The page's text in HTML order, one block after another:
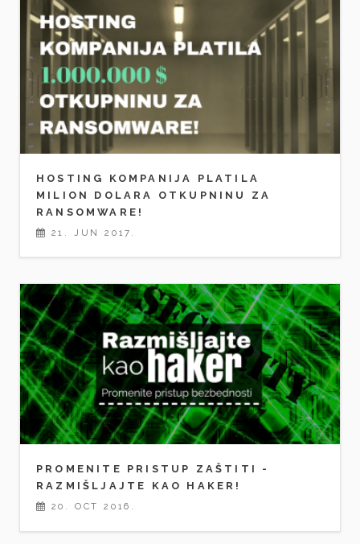
HOSTING KOMPANIJA PLATILA
MILION DOLARA OTKUPNINU ZA
RANSOMWARE!
21. JUN 2017.
PROMENITE PRISTUP ZAŠTITI -
RAZMIŠLJAJTE KAO HAKER!
20. OCT 2016.